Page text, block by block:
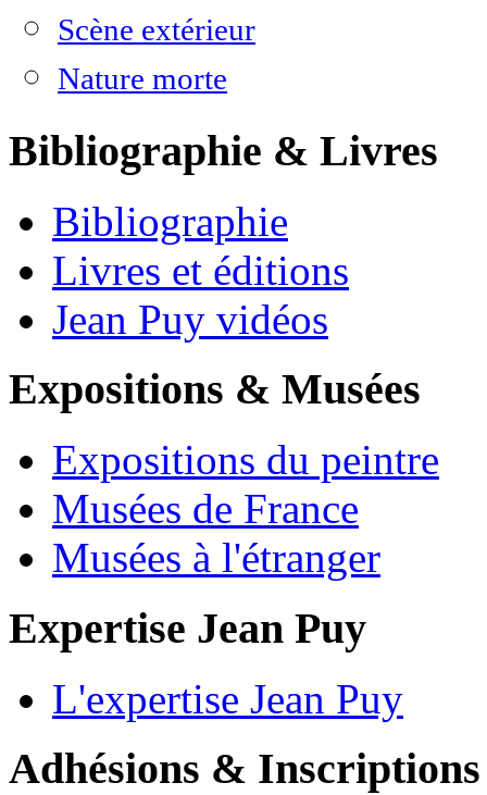
Scène extérieur
Nature morte
Bibliographie & Livres
Bibliographie
Livres et éditions
Jean Puy vidéos
Expositions & Musées
Expositions du peintre
Musées de France
Musées à l'étranger
Expertise Jean Puy
L'expertise Jean Puy
Adhésions & Inscriptions